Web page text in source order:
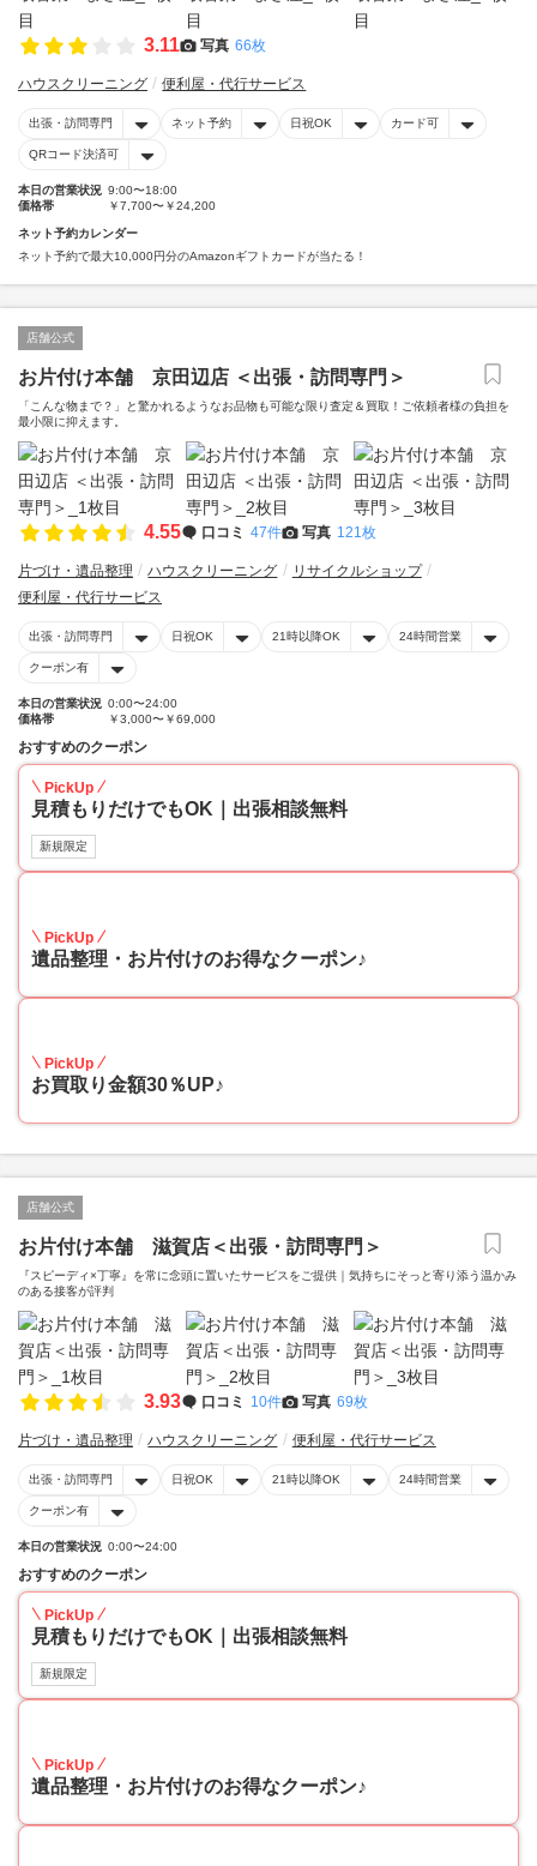
3.11 写真 66枚
ハウスクリーニング 便利屋・代行サービス
出張・訪問専門 ネット予約 日祝OK カード可
QRコード決済可
本日の営業状況 9:00〜18:00
価格帯
￥7,700〜￥24,200
ネット予約カレンダー
ネット予約で最大10,000円分のAmazonギフトカードが当たる！
店舗公式
お片付け本舗 京田辺店 ＜出張・訪問専門＞
「こんな物まで？」と驚かれるようなお品物も可能な限り査定＆買取！ご依頼者様の負担を
最小限に抑えます。
4.55 口コミ 47件 写真 121枚
片づけ・遺品整理 ハウスクリーニング
リサイクルショップ
便利屋・代行サービス
出張・訪問専門 日祝OK 21時以降OK 24時間営業
クーポン有
本日の営業状況 0:00〜24:00
価格帯
￥3,000〜￥69,000
おすすめのクーポン
PickUp
見積もりだけでもOK｜出張相談無料
新規限定
PickUp
遺品整理・お片付けのお得なクーポン♪
PickUp
お買取り金額30％UP♪
店舗公式
お片付け本舗 滋賀店＜出張・訪問専門＞
『スピーディ×丁寧』を常に念頭に置いたサービスをご提供｜気持ちにそっと寄り添う温かみ
のある接客が評判
3.93 口コミ 10件 写真 69枚
片づけ・遺品整理 ハウスクリーニング 便利屋・代行サービス
出張・訪問専門 日祝OK 21時以降OK 24時間営業
クーポン有
本日の営業状況 0:00〜24:00
おすすめのクーポン
PickUp
見積もりだけでもOK｜出張相談無料
新規限定
PickUp
遺品整理・お片付けのお得なクーポン♪